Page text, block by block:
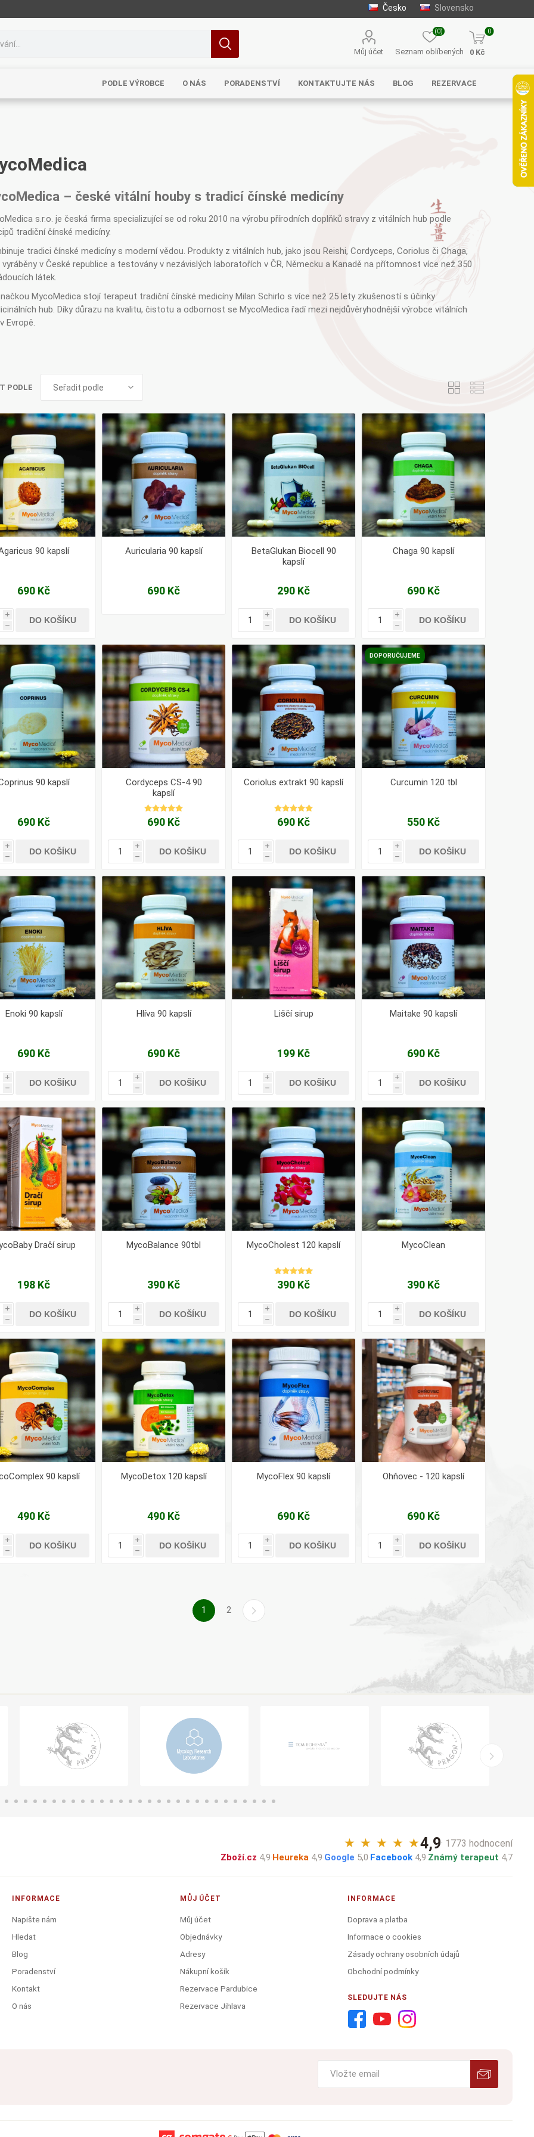
Česko Slovensko
Můj účet Seznam oblíbených
(0) 0
0 Kč
PODLE VÝROBCE
MRL
Royal
Pharma
Dědek
kořenář
Elixirs & Co Cereus Energy
EVEREST
AYURVEDA
Henan Wanxi
O NÁS PORADENSTVÍ KONTAKTUJTE NÁS BLOG REZERVACE
– české vitální houby s tradicí čínské medicíny
s.r.o. je česká firma specializující se od roku 2010 na výrobu přírodních doplňků stravy z vitálních hub podle
tradiční čínské medicíny.
tradici čínské medicíny s moderní vědou. Produkty z vitálních hub, jako jsou Reishi, Cordyceps, Coriolus či Chaga,
v České republice a testovány v nezávislých laboratořích v ČR, Německu a Kanadě na přítomnost více než 350
látek.
MycoMedica stojí terapeut tradiční čínské medicíny Milan Schirlo s více než 25 lety zkušeností s účinky
hub. Díky důrazu na kvalitu, čistotu a odbornost se MycoMedica řadí mezi nejdůvěryhodnější výrobce vitálních
Evropě.
PODLE
90 kapslí
690 Kč
i
h
DO KOŠÍKU
Auricularia 90 kapslí
690 Kč
BetaGlukan Biocell 90
kapslí
290 Kč
i
h
DO KOŠÍKU
Chaga 90 kapslí
690 Kč
i
h
DO KOŠÍKU
90 kapslí
690 Kč
i
h
DO KOŠÍKU
Cordyceps CS-4 90
kapslí
690 Kč
i
h
DO KOŠÍKU
Coriolus extrakt 90 kapslí
690 Kč
i
h
DO KOŠÍKU
DOPORUČUJEME
Curcumin 120 tbl
550 Kč
i
h
DO KOŠÍKU
Enoki 90 kapslí
690 Kč
i
h
DO KOŠÍKU
Hlíva 90 kapslí
690 Kč
i
h
DO KOŠÍKU
Liščí sirup
199 Kč
i
h
DO KOŠÍKU
Maitake 90 kapslí
690 Kč
i
h
DO KOŠÍKU
Dračí sirup
198 Kč
i
h
DO KOŠÍKU
MycoBalance 90tbl
390 Kč
i
h
DO KOŠÍKU
MycoCholest 120 kapslí
390 Kč
i
h
DO KOŠÍKU
MycoClean
390 Kč
i
h
DO KOŠÍKU
90 kapslí
490 Kč
i
h
DO KOŠÍKU
MycoDetox 120 kapslí
490 Kč
i
h
DO KOŠÍKU
MycoFlex 90 kapslí
690 Kč
i
h
DO KOŠÍKU
Ohňovec - 120 kapslí
690 Kč
i
h
DO KOŠÍKU
1 2
★ ★ ★ ★ ★4,9· 1773 hodnocení
Zboží.cz 4,9·Heureka 4,9·Google 5,0·Facebook 4,9·Známý terapeut 4,7
INFORMACE
Napište nám
Hledat
Blog
Poradenství
Kontakt
O nás
MŮJ ÚČET
Můj účet
Objednávky
Adresy
Nákupní košík
Rezervace Pardubice
Rezervace Jihlava
INFORMACE
Doprava a platba
Informace o cookies
Zásady ochrany osobních údajů
Obchodní podmínky
SLEDUJTE NÁS